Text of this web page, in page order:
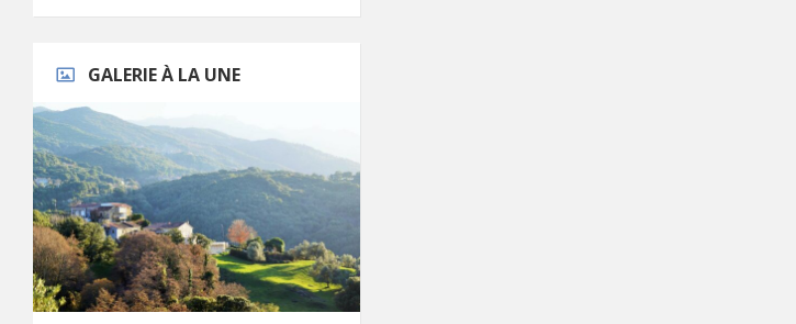
GALERIE À LA UNE